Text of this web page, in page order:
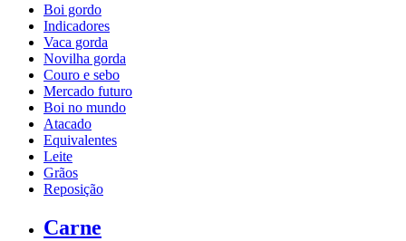
Boi gordo
Indicadores
Vaca gorda
Novilha gorda
Couro e sebo
Mercado futuro
Boi no mundo
Atacado
Equivalentes
Leite
Grãos
Reposição
Carne